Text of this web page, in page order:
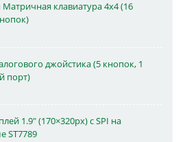
клавиатура 4x4 (16
джойстика (5 кнопок, 1
порт)
1.9" (170×320px) с SPI на
ST7789